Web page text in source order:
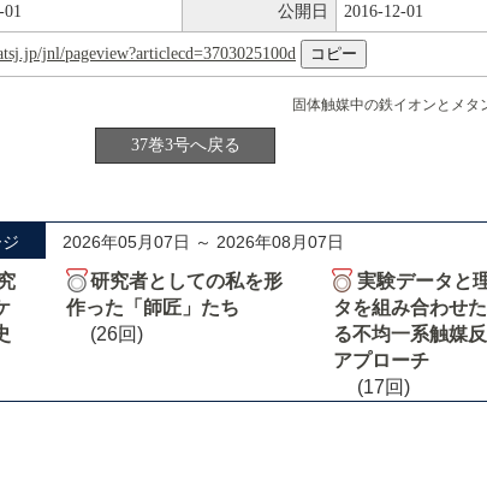
公開日 2016-12-01
jnl/pageview?articlecd=3703025100d
固体触媒中の鉄イオンとメタ
37巻3号へ戻る
2026年05月07日 ～ 2026年08月07日
研究者としての私を形
作った「師匠」たち
(26回)
実験データと
タを組み合わせ
る不均一系触媒
アプローチ
(17回)